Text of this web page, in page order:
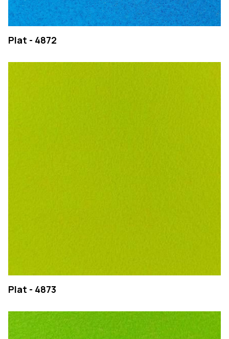
COMPANY
COLLECTIONS
Plat - 4872
Plat - 4873